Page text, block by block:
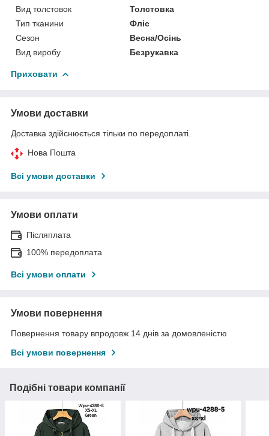
Вид толстовок
Толстовка
Тип тканини
Фліс
Сезон
Весна/Осінь
Вид виробу
Безрукавка
Приховати
Умови доставки
Доставка здійснюється тільки по передоплаті.
Нова Пошта
Всі умови доставки
Умови оплати
Післяплата
100% передоплата
Всі умови оплати
Умови повернення
Повернення товару впродовж 14 днів за домовленістю
Всі умови повернення
Подібні товари компанії